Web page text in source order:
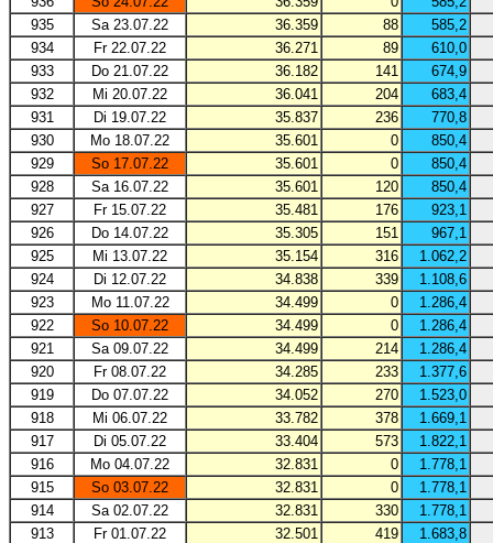
935
Sa 23.07.22 36.359 88
585,2
934
Fr 22.07.22 36.271 89
610,0
933
Do 21.07.22 36.182 141
674,9
932
Mi 20.07.22 36.041 204
683,4
931
Di 19.07.22 35.837 236
770,8
930
Mo 18.07.22 35.601 0
850,4
929
So 17.07.22 35.601 0
850,4
928
Sa 16.07.22 35.601 120
850,4
927
Fr 15.07.22 35.481 176
923,1
926
Do 14.07.22 35.305 151
967,1
925
Mi 13.07.22 35.154 316
1.062,2
924
Di 12.07.22 34.838 339
1.108,6
923
Mo 11.07.22 34.499 0
1.286,4
922
So 10.07.22 34.499 0
1.286,4
921
Sa 09.07.22 34.499 214
1.286,4
920
Fr 08.07.22 34.285 233
1.377,6
919
Do 07.07.22 34.052 270
1.523,0
918
Mi 06.07.22 33.782 378
1.669,1
917
Di 05.07.22 33.404 573
1.822,1
916
Mo 04.07.22 32.831 0
1.778,1
915
So 03.07.22 32.831 0
1.778,1
914
Sa 02.07.22 32.831 330
1.778,1
913
Fr 01.07.22 32.501 419
1.683,8